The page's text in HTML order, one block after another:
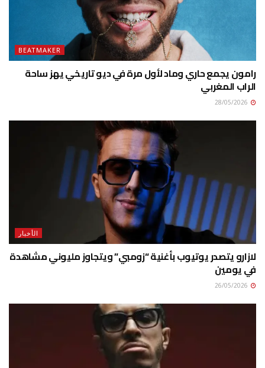
BEATMAKER
رامون يجمع حاري وماد لأول مرة في ديو تاريخي يهز ساحة
الراب المغربي
الأخبار
لازارو يتصدر يوتيوب بأغنية “زومبي” ويتجاوز مليوني مشاهدة
في يومين